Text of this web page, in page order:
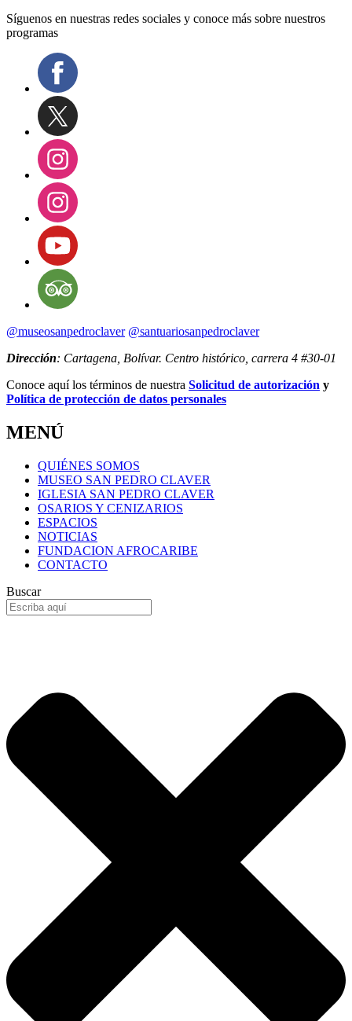
Síguenos en nuestras redes sociales y conoce más sobre nuestros
programas
@museosanpedroclaver @santuariosanpedroclaver
Dirección: Cartagena, Bolívar. Centro histórico, carrera 4 #30-01
Conoce aquí los términos de nuestra Solicitud de autorización y
Política de protección de datos personales
MENÚ
QUIÉNES SOMOS
MUSEO SAN PEDRO CLAVER
IGLESIA SAN PEDRO CLAVER
OSARIOS Y CENIZARIOS
ESPACIOS
NOTICIAS
FUNDACION AFROCARIBE
CONTACTO
Buscar